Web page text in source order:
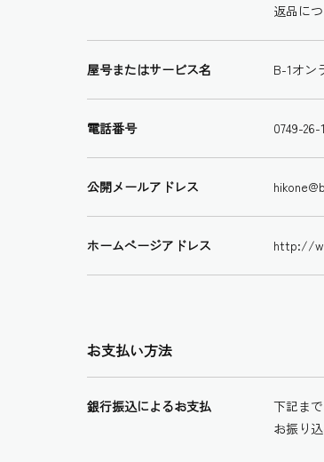
返品に
屋号またはサービス名 B-1オン
電話番号 0749-26-
公開メールアドレス
ホームページアドレス http://
お支払い方法
銀行振込によるお支払
下記ま
お振り